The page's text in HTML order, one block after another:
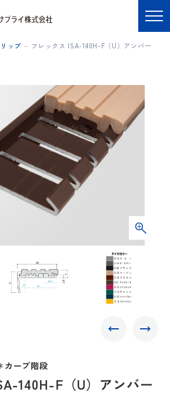
ップ フレックス ISA-140H-F（U）アンバー
カーブ階段
140H-F（U）アンバー